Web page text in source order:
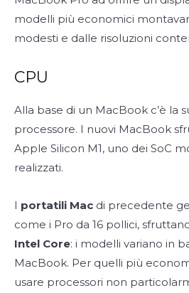
modelli più economici
modesti e dalle risoluzioni
CPU
Alla base di un MacBook c’è la
processore. I nuovi MacBook
Apple Silicon M1, uno dei SoC
realizzati.
I portatili Mac di precedente
come i Pro da 16 pollici,
Intel Core: i modelli variano in
MacBook. Per quelli più
usare processori non